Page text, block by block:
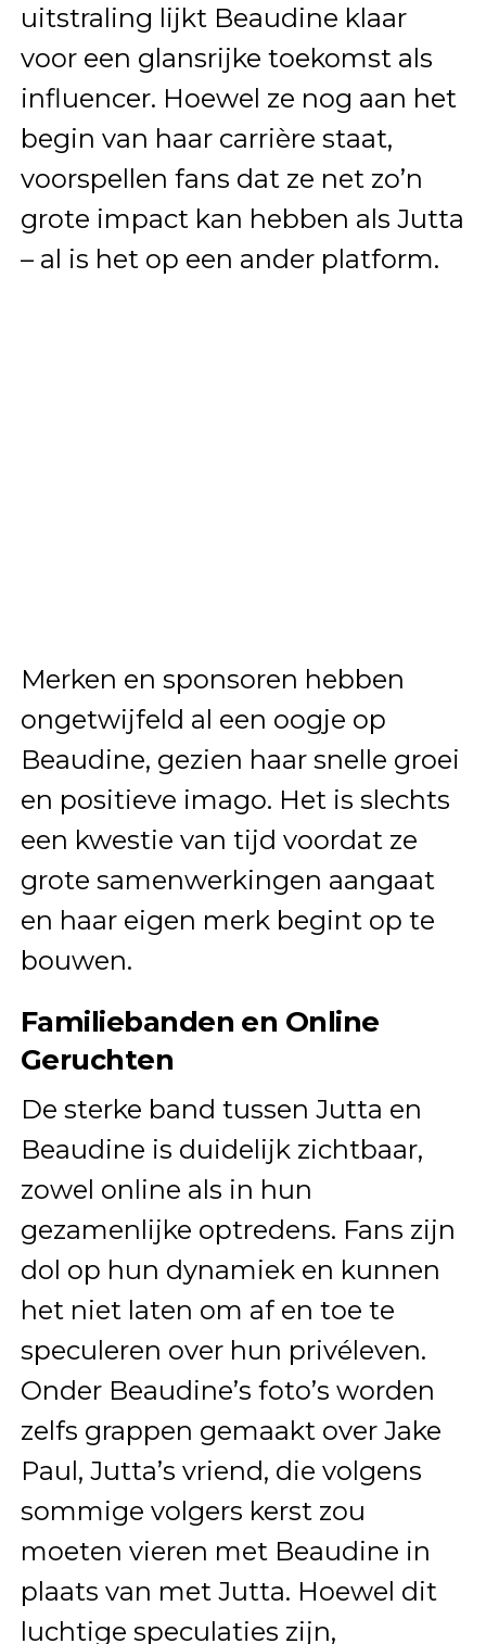
uitstraling lijkt Beaudine klaar
voor een glansrijke toekomst als
influencer. Hoewel ze nog aan het
begin van haar carrière staat,
voorspellen fans dat ze net zo’n
grote impact kan hebben als Jutta
– al is het op een ander platform.
Merken en sponsoren hebben
ongetwijfeld al een oogje op
Beaudine, gezien haar snelle groei
en positieve imago. Het is slechts
een kwestie van tijd voordat ze
grote samenwerkingen aangaat
en haar eigen merk begint op te
bouwen.
Familiebanden en Online
Geruchten
De sterke band tussen Jutta en
Beaudine is duidelijk zichtbaar,
zowel online als in hun
gezamenlijke optredens. Fans zijn
dol op hun dynamiek en kunnen
het niet laten om af en toe te
speculeren over hun privéleven.
Onder Beaudine’s foto’s worden
zelfs grappen gemaakt over Jake
Paul, Jutta’s vriend, die volgens
sommige volgers kerst zou
moeten vieren met Beaudine in
plaats van met Jutta. Hoewel dit
luchtige speculaties zijn,